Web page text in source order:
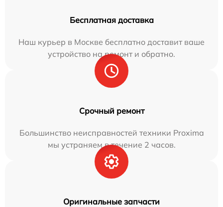
Бесплатная доставка
Наш курьер в Москве бесплатно доставит ваше
устройство на ремонт и обратно.
Срочный ремонт
Большинство неисправностей техники Proxima
мы устраняем в течение 2 часов.
Оригинальные запчасти